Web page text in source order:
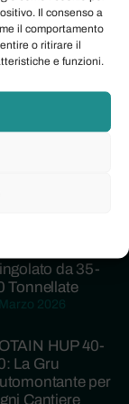
Il consenso a
il comportamento
o ritirare il
e funzioni.
agevolati
a fondo
a tasso
370X:
da 35-
Tonnellate
2026
HUP 40-
La Gru
per
Cantiere